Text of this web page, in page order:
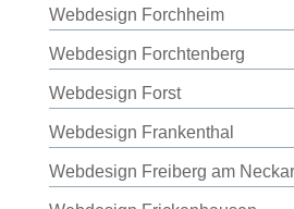
Webdesign Forchheim
Webdesign Forchtenberg
Webdesign Forst
Webdesign Frankenthal
Webdesign Freiberg am Neckar